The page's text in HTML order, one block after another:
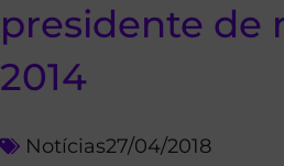
presidente de
2014
Notícias27/04/2018